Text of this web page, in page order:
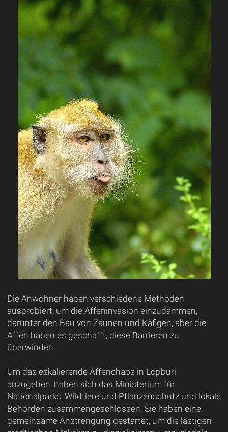
Die Anwohner haben verschiedene Methoden
ausprobiert, um die Affeninvasion einzudämmen,
darunter den Bau von Zäunen und Käfigen, aber die
Affen haben es geschafft, diese Barrieren zu
überwinden.
Um das eskalierende Affenchaos in Lopburi
anzugehen, haben sich das Ministerium für
Nationalparks, Wildtiere und Pflanzenschutz und lokale
Behörden zusammengeschlossen. Sie haben eine
gemeinsame Anstrengung gestartet, um die lästigen